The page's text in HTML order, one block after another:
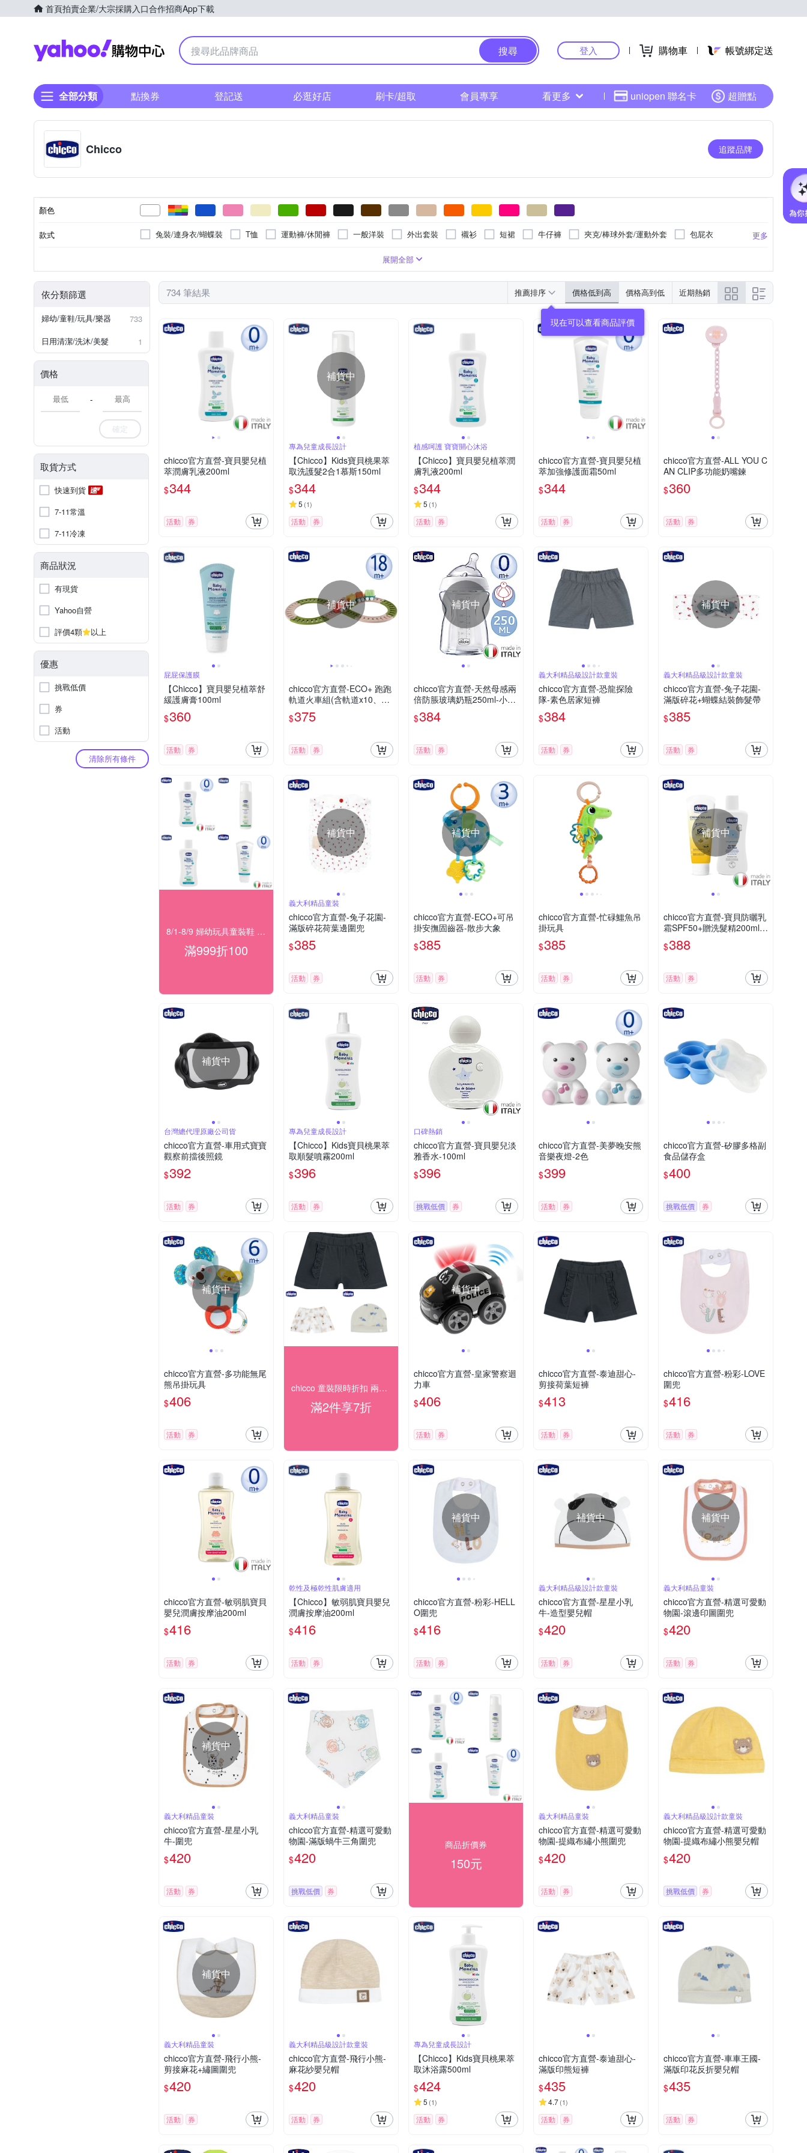
首頁拍賣企業/大宗採購入口合作招商App下載
Yahoo購物中心
搜尋 登入 購物車 帳號綁定送
全部分類 點換券 登記送 必逛好店 刷卡/超取 會員專享 看更多 uniopen 聯名卡 超贈點
Chicco 追蹤品牌
顏色
款式 更多
兔裝/連身衣/蝴蝶裝 T恤 運動褲/休閒褲 一般洋裝 外出套裝 襯衫 短裙 牛仔褲 夾克/棒球外套/運動外套
包屁衣
電動雙邊
褲裙
居家套裝/睡衣 背心外套 吊帶裙 牛仔外套 西裝外套 內搭褲 其他帽款
學步車/滑步車/手拉車 固齒器
樂器/聲光玩具
寵物系列 妊娠保養 滑板車
遊戲床
嬰幼兒餐碗 玩具周邊
18個月以上
聚酯纖維
詳見商品外包裝標示
展開全部
依分類篩選
婦幼/童鞋/玩具/樂器
733
日用清潔/洗沐/美髮
1
價格
-
確定
取貨方式
快速到貨
7-11常溫
7-11冷凍
商品狀況
有現貨
Yahoo自營
評價4顆
以上
優惠
挑戰低價
券
活動
清除所有條件
734 筆結果 推薦排序 價格低到高 價格高到低 近期熱銷
chicco官方直營-寶貝嬰兒植
萃潤膚乳液200ml
$344
活動 券
補貨中
專為兒童成長設計
【Chicco】Kids寶貝桃果萃
取洗護髮2合1慕斯150ml
$344
5 (1)
活動 券
植感呵護 寶寶開心沐浴
【Chicco】寶貝嬰兒植萃潤
膚乳液200ml
$344
5 (1)
活動 券
chicco官方直營-寶貝嬰兒植
萃加強修護面霜50ml
$344
活動 券
chicco官方直營-ALL YOU C
AN CLIP多功能奶嘴鍊
$360
活動 券
屁屁保護膜
【Chicco】寶貝嬰兒植萃舒
緩護膚膏100ml
$360
活動 券
補貨中
chicco官方直營-ECO+ 跑跑
軌道火車組(含軌道x10、火
車頭x1、車廂x3、積木x4)
$375
活動 券
補貨中
chicco官方直營-天然母感兩
倍防脹玻璃奶瓶250ml-小單
孔
$384
活動 券
義大利精品級設計款童裝
chicco官方直營-恐龍探險
隊-素色居家短褲
$384
活動 券
補貨中
義大利精品級設計款童裝
chicco官方直營-兔子花園-
滿版碎花+蝴蝶結裝飾髮帶
$385
活動 券
8/1-8/9 婦幼玩具童裝鞋 指定品滿999折100
滿999折100
補貨中
義大利精品童裝
chicco官方直營-兔子花園-
滿版碎花荷葉邊圍兜
$385
活動 券
補貨中
chicco官方直營-ECO+可吊
掛安撫固齒器-散步大象
$385
活動 券
chicco官方直營-忙碌鱷魚吊
掛玩具
$385
活動 券
補貨中
chicco官方直營-寶貝防曬乳
霜SPF50+贈洗髮精200ml超
值組
$388
活動 券
補貨中
台灣總代理原廠公司貨
chicco官方直營-車用式寶寶
觀察前擋後照鏡
$392
活動 券
專為兒童成長設計
【Chicco】Kids寶貝桃果萃
取順髮噴霧200ml
$396
活動 券
口碑熱銷
chicco官方直營-寶貝嬰兒淡
雅香水-100ml
$396
挑戰低價 券
chicco官方直營-美夢晚安熊
音樂夜燈-2色
$399
活動 券
chicco官方直營-矽膠多格副
食品儲存盒
$400
挑戰低價 券
補貨中
chicco官方直營-多功能無尾
熊吊掛玩具
$406
活動 券
chicco 童裝限時折扣 兩件再7折
滿2件享7折
補貨中
chicco官方直營-皇家警察迴
力車
$406
活動 券
chicco官方直營-泰迪甜心-
剪接荷葉短褲
$413
活動 券
chicco官方直營-粉彩-LOVE
圍兜
$416
活動 券
chicco官方直營-敏弱肌寶貝
嬰兒潤膚按摩油200ml
$416
活動 券
乾性及極乾性肌膚適用
【Chicco】敏弱肌寶貝嬰兒
潤膚按摩油200ml
$416
活動 券
補貨中
chicco官方直營-粉彩-HELL
O圍兜
$416
活動 券
補貨中
義大利精品級設計款童裝
chicco官方直營-星星小乳
牛-造型嬰兒帽
$420
活動 券
補貨中
義大利精品童裝
chicco官方直營-精選可愛動
物園-滾邊印圖圍兜
$420
活動 券
補貨中
義大利精品童裝
chicco官方直營-星星小乳
牛-圍兜
$420
活動 券
義大利精品童裝
chicco官方直營-精選可愛動
物園-滿版蝸牛三角圍兜
$420
挑戰低價 券
商品折價券
150元
義大利精品童裝
chicco官方直營-精選可愛動
物園-提織布繡小熊圍兜
$420
活動 券
義大利精品級設計款童裝
chicco官方直營-精選可愛動
物園-提織布繡小熊嬰兒帽
$420
挑戰低價 券
補貨中
義大利精品童裝
chicco官方直營-飛行小熊-
剪接麻花+繡圖圍兜
$420
活動 券
義大利精品級設計款童裝
chicco官方直營-飛行小熊-
麻花紗嬰兒帽
$420
活動 券
專為兒童成長設計
【Chicco】Kids寶貝桃果萃
取沐浴露500ml
$424
5 (1)
活動 券
chicco官方直營-泰迪甜心-
滿版印熊短褲
$435
4.7(1)
活動 券
chicco官方直營-車車王國-
滿版印花反折嬰兒帽
$435
活動 券